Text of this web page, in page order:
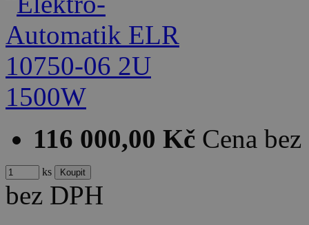
116 000,00 Kč Cena
ks
bez DPH